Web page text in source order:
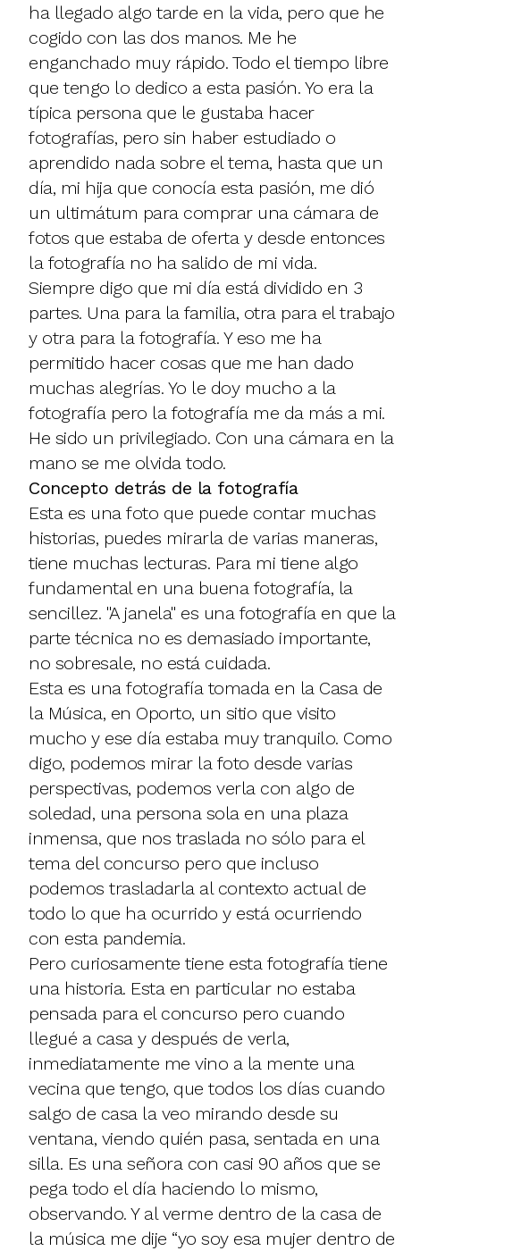
ha llegado algo tarde en la vida, pero que he
cogido con las dos manos. Me he
enganchado muy rápido. Todo el tiempo libre
que tengo lo dedico a esta pasión. Yo era la
típica persona que le gustaba hacer
fotografías, pero sin haber estudiado o
aprendido nada sobre el tema, hasta que un
día, mi hija que conocía esta pasión, me dió
un ultimátum para comprar una cámara de
fotos que estaba de oferta y desde entonces
la fotografía no ha salido de mi vida.
Siempre digo que mi día está dividido en 3
partes. Una para la familia, otra para el trabajo
y otra para la fotografía. Y eso me ha
permitido hacer cosas que me han dado
muchas alegrías. Yo le doy mucho a la
fotografía pero la fotografía me da más a mi.
He sido un privilegiado. Con una cámara en la
mano se me olvida todo.
Concepto detrás de la fotografía
Esta es una foto que puede contar muchas
historias, puedes mirarla de varias maneras,
tiene muchas lecturas. Para mi tiene algo
fundamental en una buena fotografía, la
sencillez. "A janela" es una fotografía en que la
parte técnica no es demasiado importante,
no sobresale, no está cuidada.
Esta es una fotografía tomada en la Casa de
la Música, en Oporto, un sitio que visito
mucho y ese día estaba muy tranquilo. Como
digo, podemos mirar la foto desde varias
perspectivas, podemos verla con algo de
soledad, una persona sola en una plaza
inmensa, que nos traslada no sólo para el
tema del concurso pero que incluso
podemos trasladarla al contexto actual de
todo lo que ha ocurrido y está ocurriendo
con esta pandemia.
Pero curiosamente tiene esta fotografía tiene
una historia. Esta en particular no estaba
pensada para el concurso pero cuando
llegué a casa y después de verla,
inmediatamente me vino a la mente una
vecina que tengo, que todos los días cuando
salgo de casa la veo mirando desde su
ventana, viendo quién pasa, sentada en una
silla. Es una señora con casi 90 años que se
pega todo el día haciendo lo mismo,
observando. Y al verme dentro de la casa de
la música me dije “yo soy esa mujer dentro de